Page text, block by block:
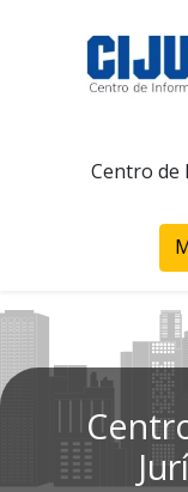
Centro de